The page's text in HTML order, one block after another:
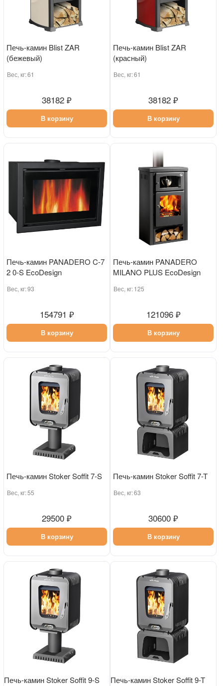
Печь-камин Blist ZAR
(бежевый)
Вес, кг:61
38182 ₽
В корзину
Печь-камин Blist ZAR
(красный)
Вес, кг:61
38182 ₽
В корзину
Печь-камин PANADERO C-7
2 0-S EcoDesign
Вес, кг:93
154791 ₽
В корзину
Печь-камин PANADERO
MILANO PLUS EcoDesign
Вес, кг:125
121096 ₽
В корзину
Печь-камин Stoker Soffit 7-S
Вес, кг:55
29500 ₽
В корзину
Печь-камин Stoker Soffit 7-T
Вес, кг:63
30600 ₽
В корзину
Печь-камин Stoker Soffit 9-S Печь-камин Stoker Soffit 9-T